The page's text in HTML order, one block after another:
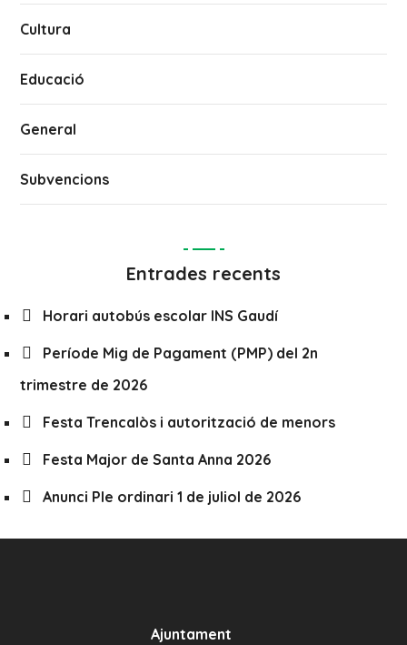
Cultura
Educació
General
Subvencions
Entrades recents
Horari autobús escolar INS Gaudí
Període Mig de Pagament (PMP) del 2n
trimestre de 2026
Festa Trencalòs i autorització de menors
Festa Major de Santa Anna 2026
Anunci Ple ordinari 1 de juliol de 2026
Ajuntament